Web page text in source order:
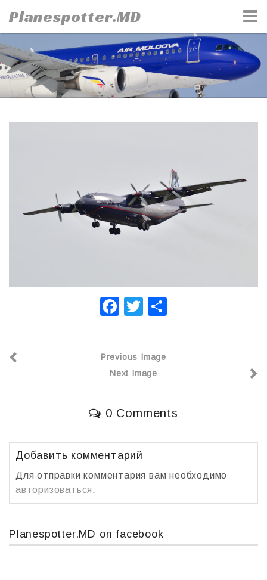
to
content
Planespotter.MD
F
e
b
o
o
k
T
er р
в
и
т
Previous Image
Next Image
0 Comments
Добавить комментарий
Для отправки комментария вам необходимо
авторизоваться.
Planespotter.MD on facebook